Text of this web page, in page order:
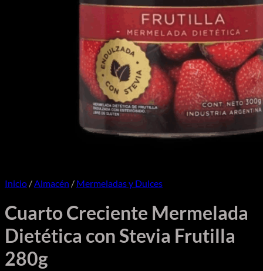
Inicio /Almacén / Mermeladas y Dulces
Cuarto Creciente Mermelada
Dietética con Stevia Frutilla
280g